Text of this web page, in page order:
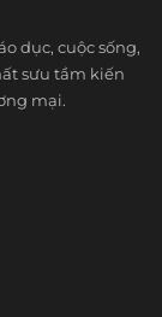
dục, cuộc sống,
sưu tầm kiến
mại.